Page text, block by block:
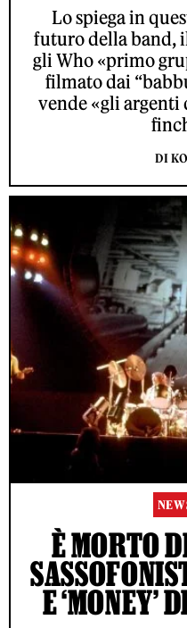
Lo spiega in
futuro della band,
gli Who «primo
filmato dai
vende «gli argenti
DI
È MORTO
E ‘MONEY’